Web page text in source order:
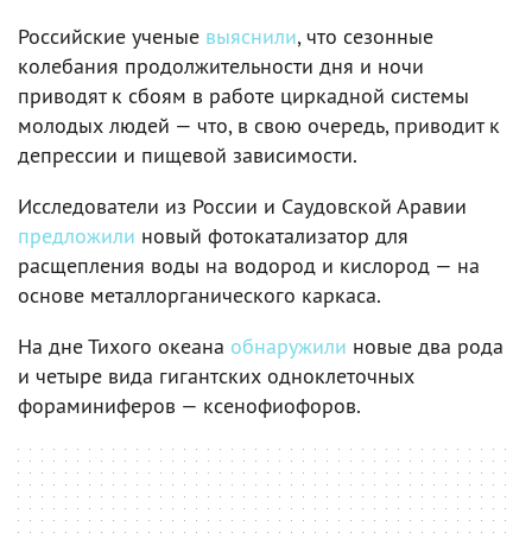
Российские ученые выяснили, что сезонные
колебания продолжительности дня и ночи
приводят к сбоям в работе циркадной системы
молодых людей — что, в свою очередь, приводит к
депрессии и пищевой зависимости.
Исследователи из России и Саудовской Аравии
предложили новый фотокатализатор для
расщепления воды на водород и кислород — на
основе металлорганического каркаса.
На дне Тихого океана обнаружили новые два рода
и четыре вида гигантских одноклеточных
фораминиферов — ксенофиофоров.